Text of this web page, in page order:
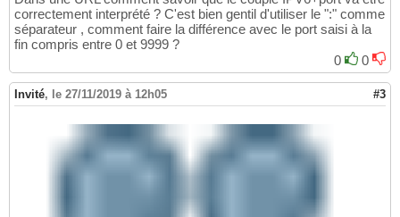
correctement interprété ? C'est bien gentil d'utiliser le ":" comme
séparateur , comment faire la différence avec le port saisi à la
fin compris entre 0 et 9999 ?
0
0
Invité, le 27/11/2019 à 12h05 #3